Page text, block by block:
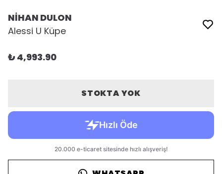
NİHAN DULON
Alessi U Küpe
₺ 4,993.90
STOKTA YOK